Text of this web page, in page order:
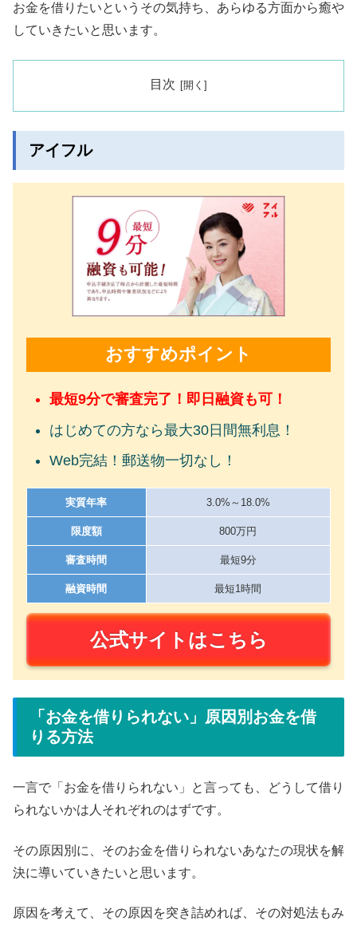
お金を借りたいというその気持ち、あらゆる方面から癒や
していきたいと思います。
目次
アイフル
おすすめポイント
最短9分で審査完了！即日融資も可！
はじめての方なら最大30日間無利息！
Web完結！郵送物一切なし！
実質年率 3.0%～18.0%
限度額 800万円
審査時間 最短9分
融資時間 最短1時間
公式サイトはこちら
「お金を借りられない」原因別お金を借
りる方法
一言で「お金を借りられない」と言っても、どうして借り
られないかは人それぞれのはずです。
その原因別に、そのお金を借りられないあなたの現状を解
決に導いていきたいと思います。
原因を考えて、その原因を突き詰めれば、その対処法もみ